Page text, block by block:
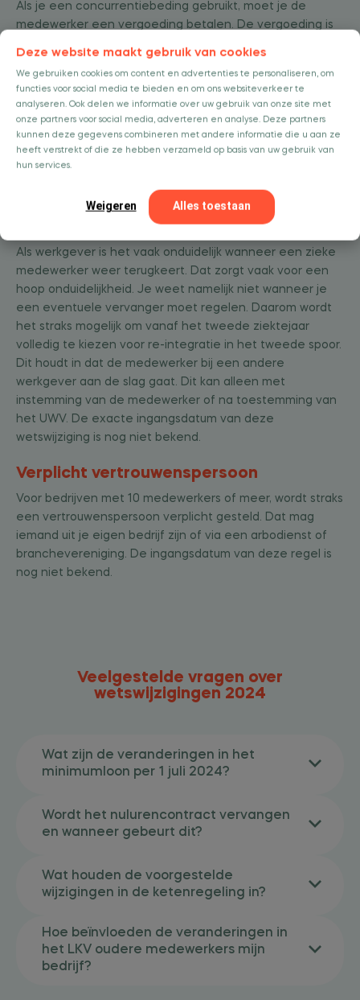
Deze website maakt gebruik van cookies
We gebruiken cookies om content en advertenties te personaliseren, om
functies voor social media te bieden en om ons websiteverkeer te
analyseren. Ook delen we informatie over uw gebruik van onze site met
onze partners voor social media, adverteren en analyse. Deze partners
kunnen deze gegevens combineren met andere informatie die u aan ze
heeft verstrekt of die ze hebben verzameld op basis van uw gebruik van
hun services.
Weigeren Alles toestaan
Als je een concurrentiebeding gebruikt, moet je de
medewerker een vergoeding betalen. De vergoeding is
verdiende, voor elke maand dat het concurrentiebeding
geldt. Bijvoorbeeld, als het concurrentiebeding 12
maanden duurt, heeft de medewerker recht op een
vergoeding van 6 maanden salaris. Dat kan flink in de
kosten lopen.
Zieke medewerker
Als werkgever is het vaak onduidelijk wanneer een zieke
medewerker weer terugkeert. Dat zorgt vaak voor een
hoop onduidelijkheid. Je weet namelijk niet wanneer je
een eventuele vervanger moet regelen. Daarom wordt
het straks mogelijk om vanaf het tweede ziektejaar
volledig te kiezen voor re-integratie in het tweede spoor.
Dit houdt in dat de medewerker bij een andere
werkgever aan de slag gaat. Dit kan alleen met
instemming van de medewerker of na toestemming van
het UWV. De exacte ingangsdatum van deze
wetswijziging is nog niet bekend.
Verplicht vertrouwenspersoon
Voor bedrijven met 10 medewerkers of meer, wordt straks
een vertrouwenspersoon verplicht gesteld. Dat mag
iemand uit je eigen bedrijf zijn of via een arbodienst of
branchevereniging. De ingangsdatum van deze regel is
nog niet bekend.
Veelgestelde vragen over
wetswijzigingen 2024
Wat zijn de veranderingen in het
minimumloon per 1 juli 2024?
Wordt het nulurencontract vervangen
en wanneer gebeurt dit?
Wat houden de voorgestelde
wijzigingen in de ketenregeling in?
Hoe beïnvloeden de veranderingen in
het LKV oudere medewerkers mijn
bedrijf?